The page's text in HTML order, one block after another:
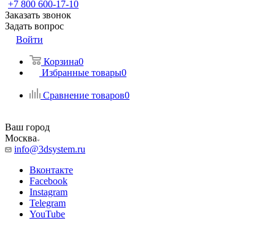
+7 800 600-17-10
Заказать звонок
Задать вопрос
Войти
Корзина0
Избранные товары0
Сравнение товаров0
Ваш город
Москва
info@3dsystem.ru
Вконтакте
Facebook
Instagram
Telegram
YouTube